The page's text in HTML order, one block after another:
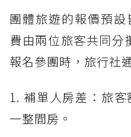
團體旅遊的報價預
費由兩位旅客共同分
報名參團時，旅行社
1. 補單人房差：旅
一整間房。